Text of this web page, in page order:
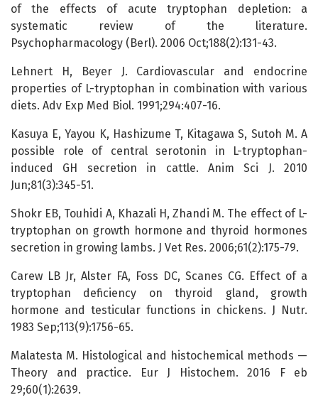
of the effects of acute tryptophan depletion: a
systematic review of the literature.
Psychopharmacology (Berl). 2006 Oct;188(2):131-43.
Lehnert H, Beyer J. Cardiovascular and endocrine
properties of L-tryptophan in combination with various
diets. Adv Exp Med Biol. 1991;294:407-16.
Kasuya E, Yayou K, Hashizume T, Kitagawa S, Sutoh M. A
possible role of central serotonin in L-tryptophan-
induced GH secretion in cattle. Anim Sci J. 2010
Jun;81(3):345-51.
Shokr EB, Touhidi A, Khazali H, Zhandi M. The effect of L-
tryptophan on growth hormone and thyroid hormones
secretion in growing lambs. J Vet Res. 2006;61(2):175-79.
Carew LB Jr, Alster FA, Foss DC, Scanes CG. Effect of a
tryptophan deficiency on thyroid gland, growth
hormone and testicular functions in chickens. J Nutr.
1983 Sep;113(9):1756-65.
Malatesta M. Histological and histochemical methods —
Theory and practice. Eur J Histochem. 2016 F eb
29;60(1):2639.